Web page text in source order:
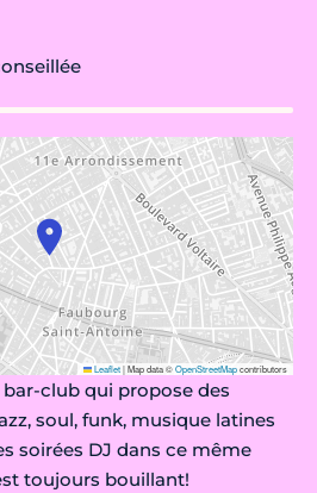
Leaflet|Map data ©OpenStreetMapcontributors
club qui propose des
soul, funk, musique latines
soirées DJ dans ce même
toujours bouillant!